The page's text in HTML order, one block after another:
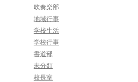
吹奏楽部
地域行事
学校生活
学校行事
書道部
未分類
校長室